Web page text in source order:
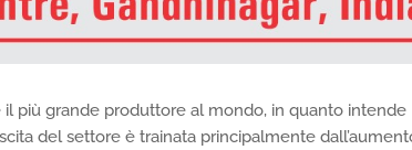
il più grande produttore al mondo, in quanto intende
del settore è trainata principalmente